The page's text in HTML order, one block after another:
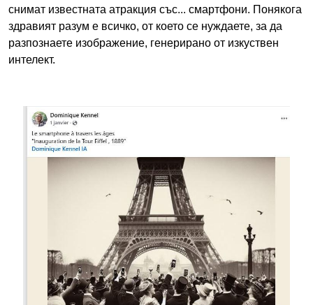
снимат известната атракция със... смартфони. Понякога
здравият разум е всичко, от което се нуждаете, за да
разпознаете изображение, генерирано от изкуствен
интелект.
Image